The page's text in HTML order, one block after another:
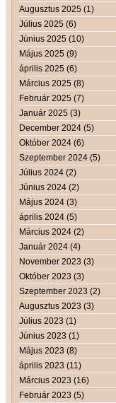
Augusztus 2025 (1)
Július 2025 (6)
Június 2025 (10)
Május 2025 (9)
április 2025 (6)
Március 2025 (8)
Február 2025 (7)
Január 2025 (3)
December 2024 (5)
Október 2024 (6)
Szeptember 2024 (5)
Július 2024 (2)
Június 2024 (2)
Május 2024 (3)
április 2024 (5)
Március 2024 (2)
Január 2024 (4)
November 2023 (3)
Október 2023 (3)
Szeptember 2023 (2)
Augusztus 2023 (3)
Július 2023 (1)
Június 2023 (1)
Május 2023 (8)
április 2023 (11)
Március 2023 (16)
Február 2023 (5)